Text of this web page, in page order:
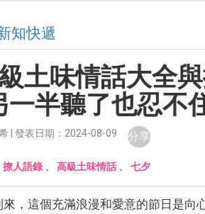
知快遞
土味情話大全
半聽了也忍不
| 發表日期：2024-08-09 分享
撩人語錄 、高級土味情話 、七夕
，這個充滿浪漫和愛意的節日是向